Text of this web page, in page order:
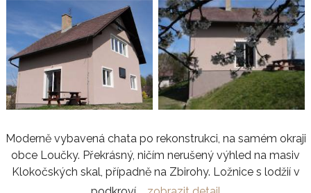
Moderně vybavená chata po rekonstrukci, na samém okraji
obce Loučky. Překrásný, ničím nerušený výhled na masiv
Klokočských skal, případně na Zbirohy. Ložnice s lodžií v